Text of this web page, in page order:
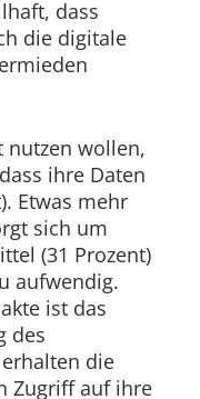
dass
die digitale
nutzen wollen,
ihre Daten
Etwas mehr
sich um
(31 Prozent)
aufwendig.
ist das
des
die
Zugriff auf ihre